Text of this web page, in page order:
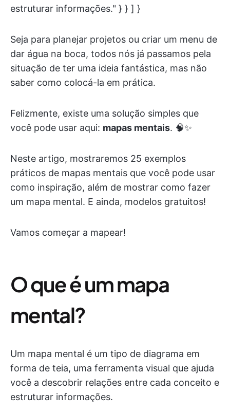
estruturar informações." } } ] }
Seja para planejar projetos ou criar um menu de
dar água na boca, todos nós já passamos pela
situação de ter uma ideia fantástica, mas não
saber como colocá-la em prática.
Felizmente, existe uma solução simples que
você pode usar aqui: mapas mentais. 🧠✨
Neste artigo, mostraremos 25 exemplos
práticos de mapas mentais que você pode usar
como inspiração, além de mostrar como fazer
um mapa mental. E ainda, modelos gratuitos!
Vamos começar a mapear!
O que é um mapa
mental?
Um mapa mental é um tipo de diagrama em
forma de teia, uma ferramenta visual que ajuda
você a descobrir relações entre cada conceito e
estruturar informações.